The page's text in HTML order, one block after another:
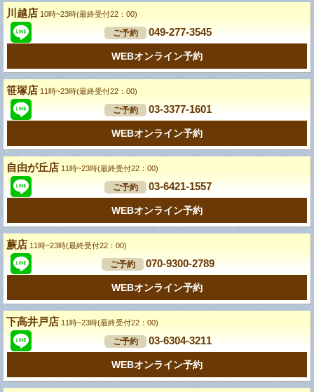
川越店 10時~23時(最終受付22：00)
ご予約 049-277-3545
WEBオンライン予約
笹塚店 11時~23時(最終受付22：00)
ご予約 03-3377-1601
WEBオンライン予約
自由が丘店 11時~23時(最終受付22：00)
ご予約 03-6421-1557
WEBオンライン予約
蕨店 11時~23時(最終受付22：00)
ご予約 070-9300-2789
WEBオンライン予約
下高井戸店 11時~23時(最終受付22：00)
ご予約 03-6304-3211
WEBオンライン予約